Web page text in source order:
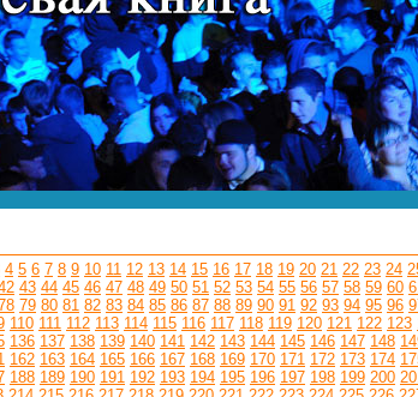
4 5 6 7 8 9 10 11 12 13 14 15 16 17 18 19 20 21 22 23 24
43 44 45 46 47 48 49 50 51 52 53 54 55 56 57 58 59 60
79 80 81 82 83 84 85 86 87 88 89 90 91 92 93 94 95 96
110 111 112 113 114 115 116 117 118 119 120 121 122 123
136 137 138 139 140 141 142 143 144 145 146 147 148
162 163 164 165 166 167 168 169 170 171 172 173 174
188 189 190 191 192 193 194 195 196 197 198 199 200